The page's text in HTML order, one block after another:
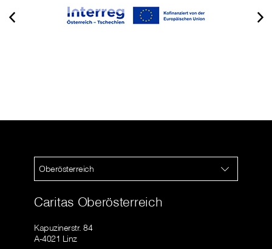
Oberösterreich
Caritas Oberösterreich
Kapuzinerstr. 84
A-4021 Linz